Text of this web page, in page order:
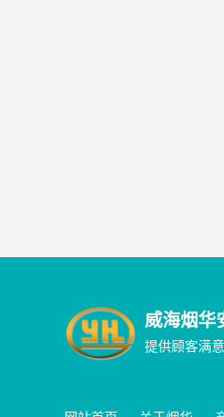
威海烟华
提供顾客满